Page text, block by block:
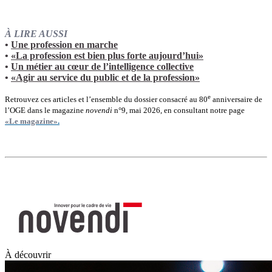
À LIRE AUSSI
• Une profession en marche
• «La profession est bien plus forte aujourd’hui»
• Un métier au cœur de l’intelligence collective
• «Agir au service du public et de la profession»
Retrouvez ces articles et l’ensemble du dossier consacré au 80e anniversaire de
l’OGE dans le magazine novendi n°9, mai 2026, en consultant notre page
«Le magazine».
À découvrir